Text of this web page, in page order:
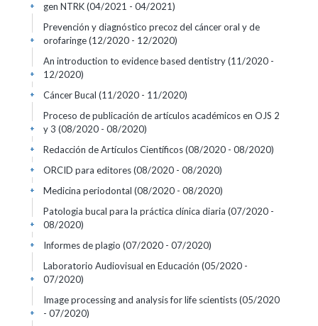
gen NTRK(04/2021 - 04/2021)
+
Prevención y diagnóstico precoz del cáncer oral y de
orofaringe(12/2020 - 12/2020)
+
An introduction to evidence based dentistry(11/2020 -
12/2020)
+
Cáncer Bucal (11/2020 - 11/2020)
+
Proceso de publicación de artículos académicos en OJS 2
y 3 (08/2020 - 08/2020)
+
Redacción de Artículos Científicos(08/2020 - 08/2020)
+
ORCID para editores(08/2020 - 08/2020)
+
Medicina periodontal (08/2020 - 08/2020)
+
Patologia bucal para la práctica clínica diaria (07/2020 -
08/2020)
+
Informes de plagio (07/2020 - 07/2020)
+
Laboratorio Audiovisual en Educación (05/2020 -
07/2020)
+
Image processing and analysis for life scientists(05/2020
- 07/2020)
+